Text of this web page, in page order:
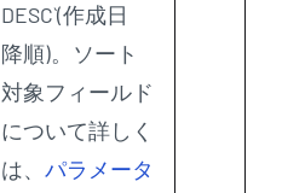
DESC`(作成日
降順)。ソート
対象フィールド
について詳しく
は、 パラメータ